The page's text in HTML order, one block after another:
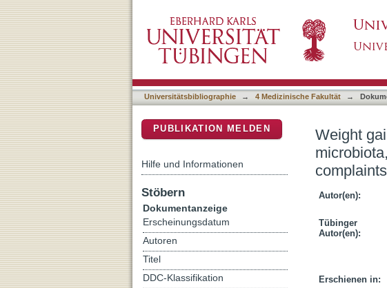
Weight gain in anorexia nervosa
acid profiles, and gastrointestinal
Universitätsbibliographie → 4 Medizinische Fakultät →
Weight
complaints
Autor(en):
Tübinger
Autor(en):
Erschienen in:
PUBLIKATION MELDEN
Hilfe und Informationen
Stöbern
Dokumentanzeige
Erscheinungsdatum
Autoren
Titel
DDC-Klassifikation